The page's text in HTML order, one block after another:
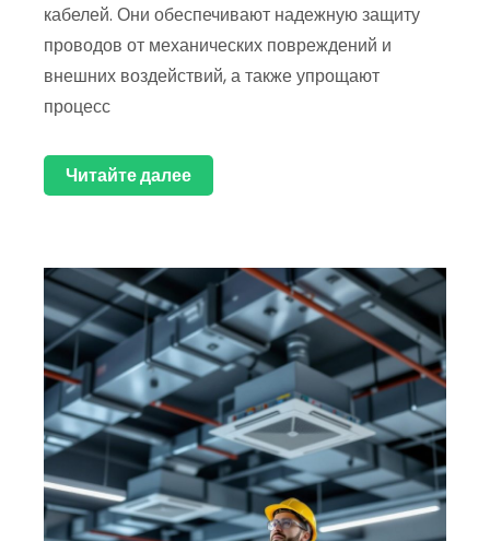
кабелей. Они обеспечивают надежную защиту
проводов от механических повреждений и
внешних воздействий, а также упрощают
процесс
Читайте далее